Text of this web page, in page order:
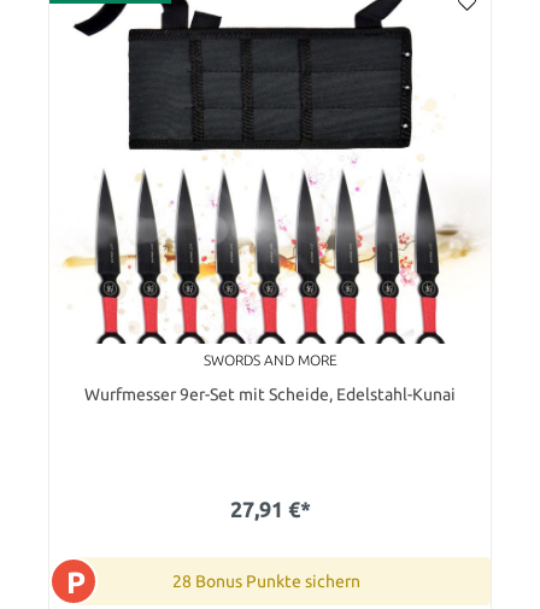
SWORDS AND MORE
Wurfmesser 9er-Set mit Scheide, Edelstahl-Kunai
27,91 €*
P 28 Bonus Punkte sichern